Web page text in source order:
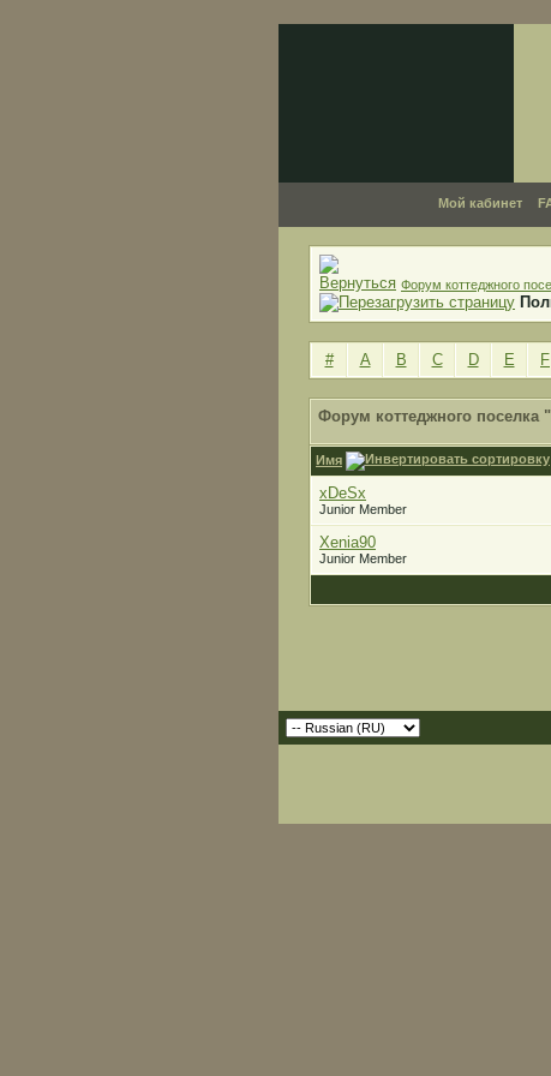
Мой кабинет
Форум коттеджного
# A B C D E F
Форум коттеджного поселка
Имя
xDeSx
Junior Member
Xenia90
Junior Member